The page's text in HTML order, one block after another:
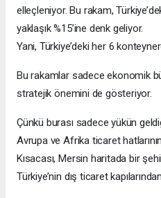
elleçleniyor. Bu rakam,
yaklaşık %15’ine denk geliyor.
Yani, Türkiye’deki her 6
Bu rakamlar sadece ekonomik
stratejik önemini de gösteriyor.
Çünkü burası sadece yükün
Avrupa ve Afrika ticaret
Kısacası, Mersin haritada bir
Türkiye’nin dış ticaret